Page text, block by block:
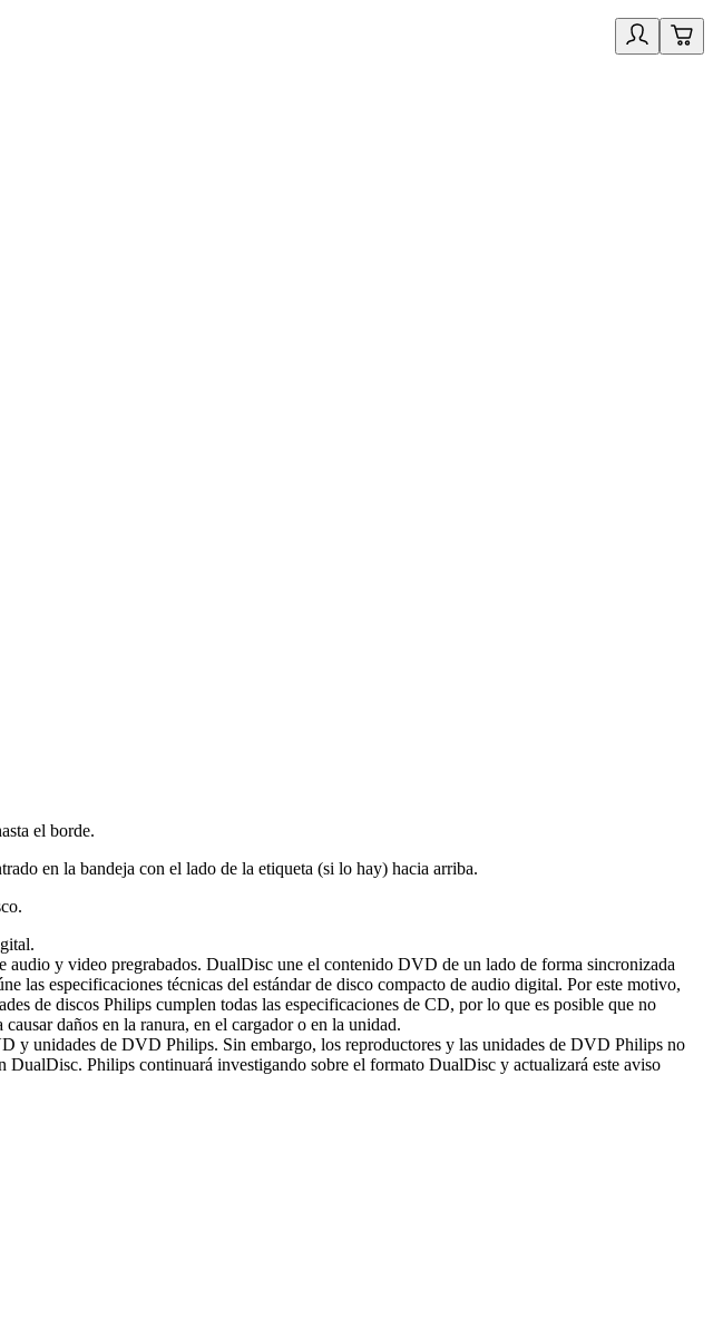
el borde.
en la bandeja con el lado de la etiqueta (si lo hay) hacia arriba.
y video pregrabados. DualDisc une el contenido DVD de un lado de forma sincronizada
especificaciones técnicas del estándar de disco compacto de audio digital. Por este motivo,
de discos Philips cumplen todas las especificaciones de CD, por lo que es posible que no
daños en la ranura, en el cargador o en la unidad.
unidades de DVD Philips. Sin embargo, los reproductores y las unidades de DVD Philips no
Philips continuará investigando sobre el formato DualDisc y actualizará este aviso